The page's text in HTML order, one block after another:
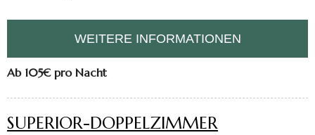
WEITERE INFORMATIONEN
Ab 105€pro Nacht
SUPERIOR-DOPPELZIMMER